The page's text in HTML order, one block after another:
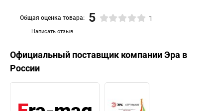
Написать отзыв
Общая оценка товара: 5 1
Официальный поставщик компанииЭра в
России